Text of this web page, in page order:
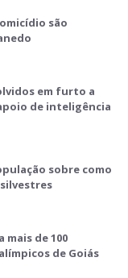
são
em furto a
de inteligência
sobre como
mais de 100
de Goiás